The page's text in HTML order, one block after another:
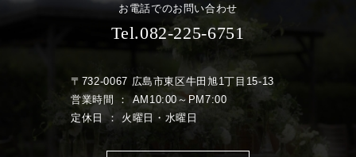
お電話でのお問い合わせ
Tel.082-225-6751
〒732-0067 広島市東区牛田旭1丁目15-13
営業時間 ： AM10:00～PM7:00
定休日 ： 火曜日・水曜日